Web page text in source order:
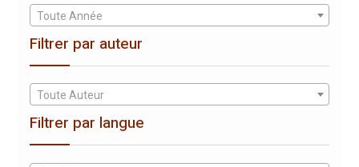
Toute Année
Filtrer par auteur
Toute Auteur
Filtrer par langue